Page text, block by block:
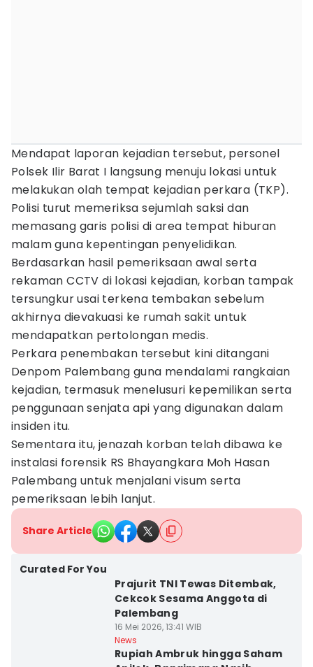
Mendapat laporan kejadian tersebut, personel
Polsek Ilir Barat I langsung menuju lokasi untuk
melakukan olah tempat kejadian perkara (TKP).
Polisi turut memeriksa sejumlah saksi dan
memasang garis polisi di area tempat hiburan
malam guna kepentingan penyelidikan.
Berdasarkan hasil pemeriksaan awal serta
rekaman CCTV di lokasi kejadian, korban tampak
tersungkur usai terkena tembakan sebelum
akhirnya dievakuasi ke rumah sakit untuk
mendapatkan pertolongan medis.
Perkara penembakan tersebut kini ditangani
Denpom Palembang guna mendalami rangkaian
kejadian, termasuk menelusuri kepemilikan serta
penggunaan senjata api yang digunakan dalam
insiden itu.
Sementara itu, jenazah korban telah dibawa ke
instalasi forensik RS Bhayangkara Moh Hasan
Palembang untuk menjalani visum serta
pemeriksaan lebih lanjut.
Share Article
Curated For You
Prajurit TNI Tewas Ditembak,
Cekcok Sesama Anggota di
Palembang
16 Mei 2026, 13:41 WIB
News
Rupiah Ambruk hingga Saham